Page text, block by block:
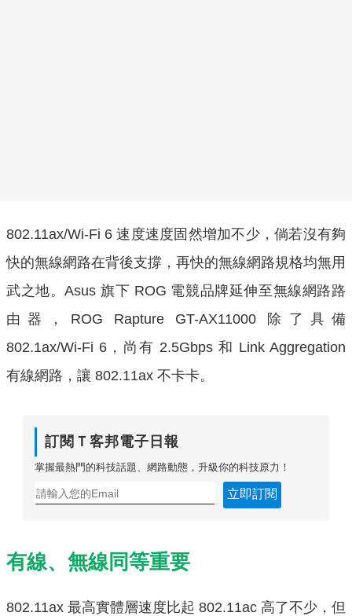
802.11ax/Wi-Fi 6 速度速度固然增加不少，倘若沒有夠
快的無線網路在背後支撐，再快的無線網路規格均無用
武之地。Asus 旗下 ROG 電競品牌延伸至無線網路路
由器，ROG Rapture GT-AX11000 除了具備
802.1ax/Wi-Fi 6，尚有 2.5Gbps 和 Link Aggregation
有線網路，讓 802.11ax 不卡卡。
訂閱Ｔ客邦電子日報
掌握最熱門的科技話題、網路動態，升級你的科技原力！
立即訂閱
有線、無線同等重要
802.11ax 最高實體層速度比起 802.11ac 高了不少，但